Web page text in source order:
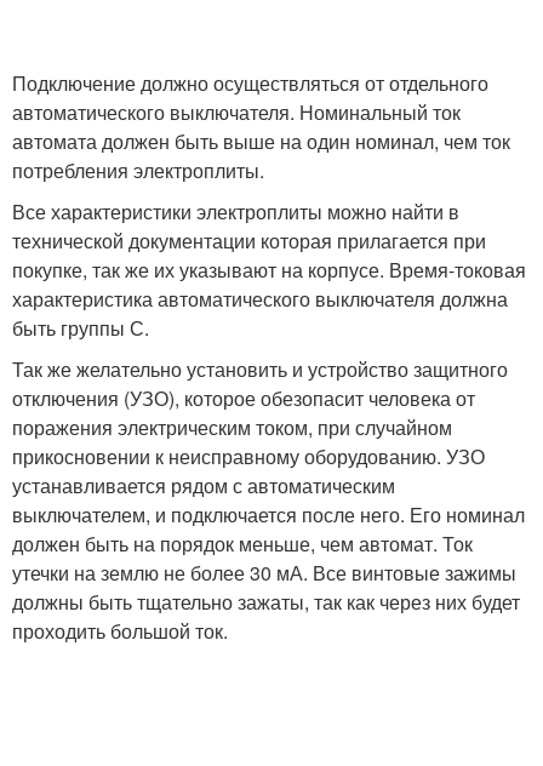
Подключение должно осуществляться от отдельного
автоматического выключателя. Номинальный ток
автомата должен быть выше на один номинал, чем ток
потребления электроплиты.
Все характеристики электроплиты можно найти в
технической документации которая прилагается при
покупке, так же их указывают на корпусе. Время-токовая
характеристика автоматического выключателя должна
быть группы С.
Так же желательно установить и устройство защитного
отключения (УЗО), которое обезопасит человека от
поражения электрическим током, при случайном
прикосновении к неисправному оборудованию. УЗО
устанавливается рядом с автоматическим
выключателем, и подключается после него. Его номинал
должен быть на порядок меньше, чем автомат. Ток
утечки на землю не более 30 мА. Все винтовые зажимы
должны быть тщательно зажаты, так как через них будет
проходить большой ток.